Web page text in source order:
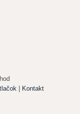
| Kontakt